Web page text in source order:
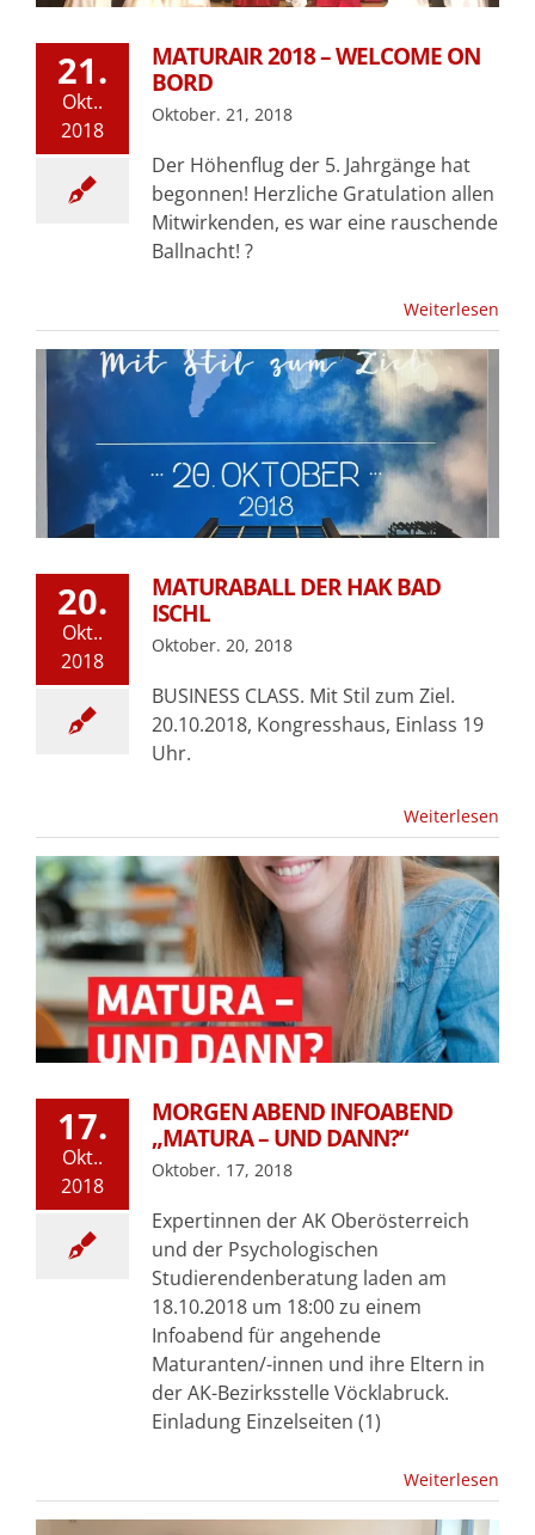
21.
Okt..
2018
MATURAIR 2018 – WELCOME ON
BORD
Oktober. 21, 2018
Der Höhenflug der 5. Jahrgänge hat
begonnen! Herzliche Gratulation allen
Mitwirkenden, es war eine rauschende
Ballnacht! ?
Weiterlesen
20.
Okt..
2018
MATURABALL DER HAK BAD
ISCHL
Oktober. 20, 2018
BUSINESS CLASS. Mit Stil zum Ziel.
20.10.2018, Kongresshaus, Einlass 19
Uhr.
Weiterlesen
17.
Okt..
2018
MORGEN ABEND INFOABEND
„MATURA – UND DANN?“
Oktober. 17, 2018
Expertinnen der AK Oberösterreich
und der Psychologischen
Studierendenberatung laden am
18.10.2018 um 18:00 zu einem
Infoabend für angehende
Maturanten/-innen und ihre Eltern in
der AK-Bezirksstelle Vöcklabruck.
Einladung Einzelseiten (1)
Weiterlesen